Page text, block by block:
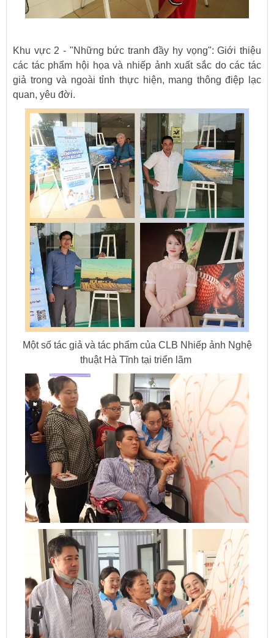
Khu vực 2 - "Những bức tranh đầy hy vọng": Giới thiệu
các tác phẩm hội họa và nhiếp ảnh xuất sắc do các tác
giả trong và ngoài tỉnh thực hiện, mang thông điệp lạc
quan, yêu đời.
Một số tác giả và tác phẩm của CLB Nhiếp ảnh Nghệ
thuật Hà Tĩnh tại triển lãm